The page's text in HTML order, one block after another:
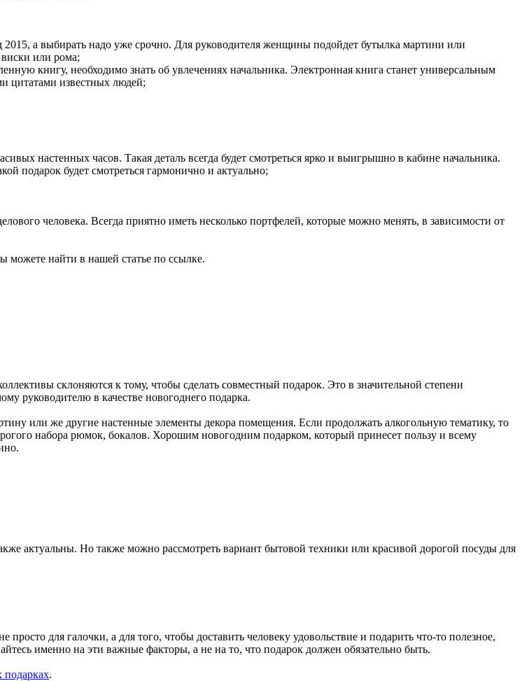
а выбирать надо уже срочно. Для руководителя женщины подойдет бутылка мартини или
или рома;
книгу, необходимо знать об увлечениях начальника. Электронная книга станет универсальным
цитатами известных людей;
настенных часов. Такая деталь всегда будет смотреться ярко и выигрышно в кабине начальника.
подарок будет смотреться гармонично и актуально;
человека. Всегда приятно иметь несколько портфелей, которые можно менять, в зависимости от
можете найти в нашей статье по ссылке.
склоняются к тому, чтобы сделать совместный подарок. Это в значительной степени
руководителю в качестве новогоднего подарка.
или же другие настенные элементы декора помещения. Если продолжать алкогольную тематику, то
набора рюмок, бокалов. Хорошим новогодним подарком, который принесет пользу и всему
актуальны. Но также можно рассмотреть вариант бытовой техники или красивой дорогой посуды для
для галочки, а для того, чтобы доставить человеку удовольствие и подарить что-то полезное,
именно на эти важные факторы, а не на то, что подарок должен обязательно быть.
подарках.